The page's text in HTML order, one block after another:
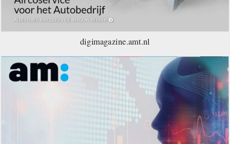
digimagazine.amt.nl